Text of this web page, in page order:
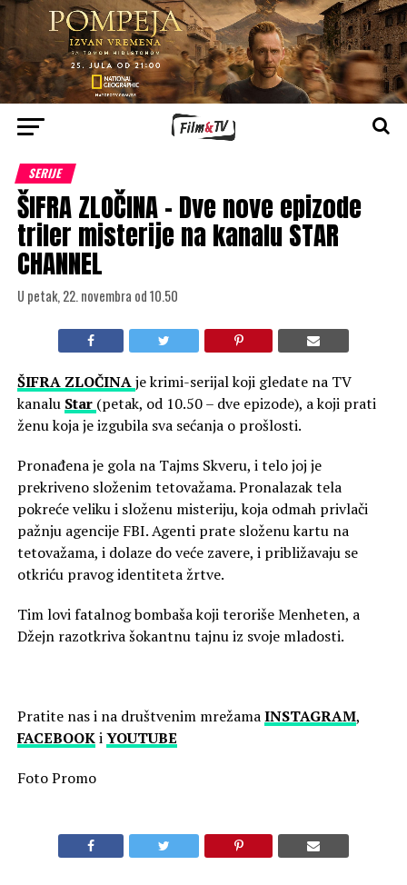
SERIJE
ŠIFRA ZLOČINA – Dve nove epizode
triler misterije na kanalu STAR
CHANNEL
U petak, 22. novembra od 10.50
ŠIFRA ZLOČINAje krimi-serijal koji gledate na TV
kanalu Star (petak, od 10.50 – dve epizode), a koji prati
ženu koja je izgubila sva sećanja o prošlosti.
Pronađena je gola na Tajms Skveru, i telo joj je
prekriveno složenim tetovažama. Pronalazak tela
pokreće veliku i složenu misteriju, koja odmah privlači
pažnju agencije FBI. Agenti prate složenu kartu na
tetovažama, i dolaze do veće zavere, i približavaju se
otkriću pravog identiteta žrtve.
Tim lovi fatalnog bombaša koji teroriše Menheten, a
Džejn razotkriva šokantnu tajnu iz svoje mladosti.
Pratite nas i na društvenim mrežamaINSTAGRAM,
FACEBOOKiYOUTUBE
Foto Promo